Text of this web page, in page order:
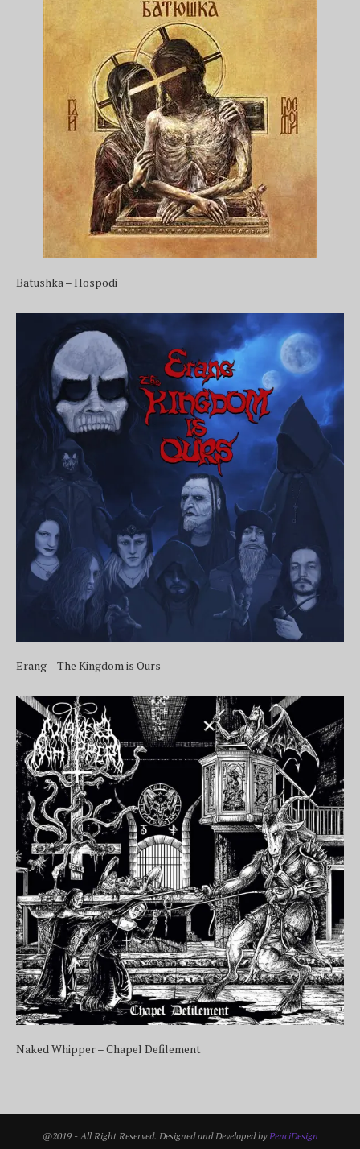
Batushka – Hospodi
Erang – The Kingdom is Ours
Naked Whipper – Chapel Defilement
@2019 - All Right Reserved. Designed and Developed byPenciDesign